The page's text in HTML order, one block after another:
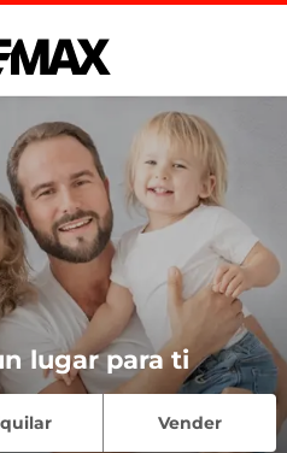
lugar para ti
Vender